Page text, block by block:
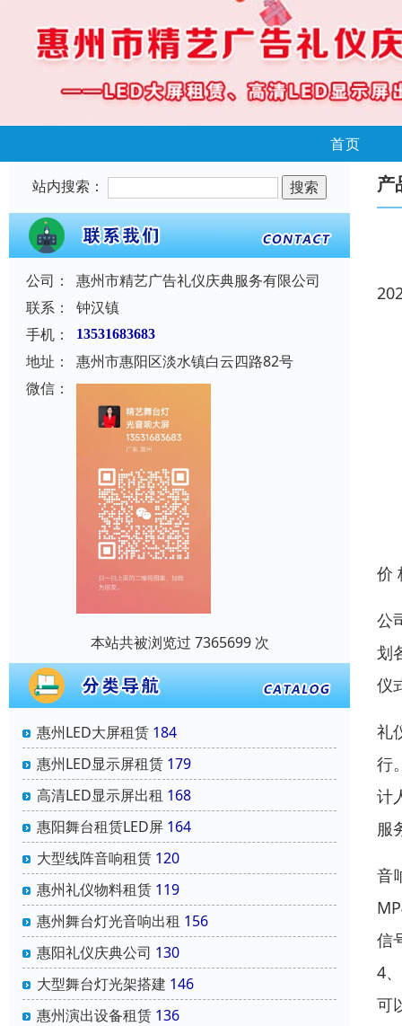
首页
站内搜索：
公司：
惠州市精艺广告礼仪庆典服务有限公司
联系：
钟汉镇
手机：
13531683683
地址：
惠州市惠阳区淡水镇白云四路82号
微信：
本站共被浏览过 7365699 次
惠州LED大屏租赁 184
惠州LED显示屏租赁 179
高清LED显示屏出租 168
惠阳舞台租赁LED屏 164
大型线阵音响租赁 120
惠州礼仪物料租赁 119
惠州舞台灯光音响出租 156
惠阳礼仪庆典公司 130
大型舞台灯光架搭建 146
惠州演出设备租赁 136
产
价
公
划
仪
礼
行
计
服
音
信
4
可